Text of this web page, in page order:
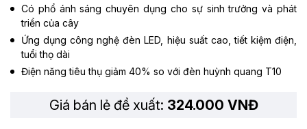
Có phổ ánh sáng chuyên dụng cho sự sinh trưởng và phát
triển của cây
Ứng dụng công nghệ đèn LED, hiệu suất cao, tiết kiệm điện,
tuổi thọ dài
Điện năng tiêu thụ giảm 40% so với đèn huỳnh quang T10
Giá bán lẻ đề xuất: 324.000 VNĐ